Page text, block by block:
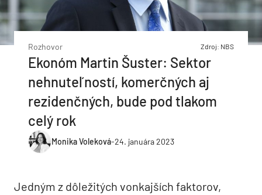
Rozhovor Zdroj: NBS
Ekonóm Martin Šuster: Sektor
nehnuteľností, komerčných aj
rezidenčných, bude pod tlakom
celý rok
Monika Voleková-24. januára 2023
Jedným z dôležitých vonkajších faktorov,